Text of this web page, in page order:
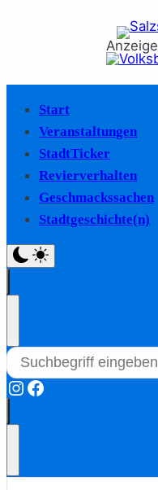
Anzeige
Start
Veranstaltungen
StadtTicker
Revierverhalten
Geschmackssachen
Stadtgeschichte(n)
Instagram
Facebook